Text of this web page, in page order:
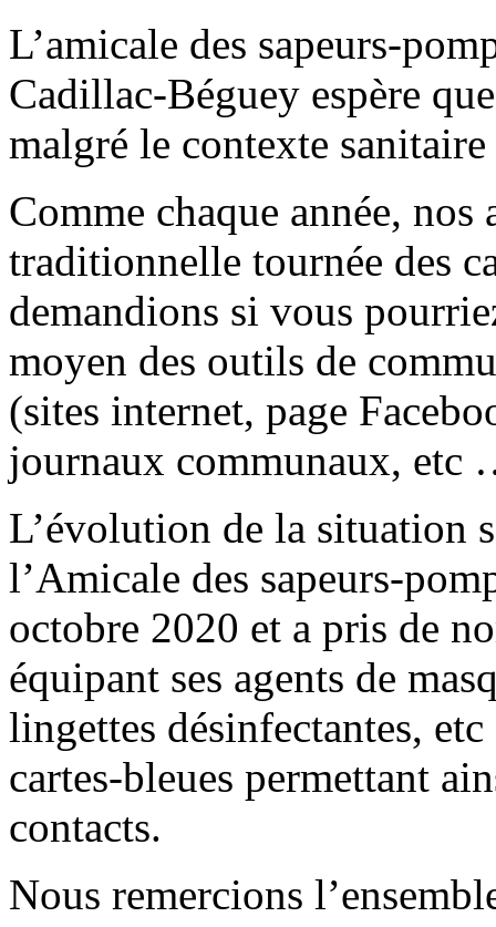
L’amicale des sapeurs-
Cadillac-Béguey espère
malgré le contexte
Comme chaque année,
traditionnelle tournée des
demandions si vous
moyen des outils de
(sites internet, page
journaux communaux, etc
L’évolution de la situation
l’Amicale des sapeurs-
octobre 2020 et a pris de
équipant ses agents de
lingettes désinfectantes,
cartes-bleues permettant
contacts.
Nous remercions